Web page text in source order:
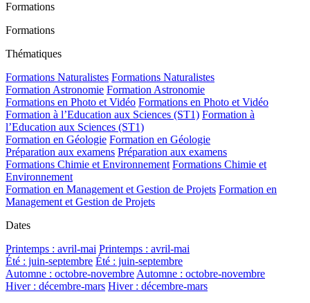
Formations
Formations
Thématiques
Formations Naturalistes Formations Naturalistes
Formation Astronomie Formation Astronomie
Formations en Photo et Vidéo Formations en Photo et Vidéo
Formation à l’Education aux Sciences (ST1) Formation à
l’Education aux Sciences (ST1)
Formation en Géologie Formation en Géologie
Préparation aux examens Préparation aux examens
Formations Chimie et Environnement Formations Chimie et
Environnement
Formation en Management et Gestion de Projets Formation en
Management et Gestion de Projets
Dates
Printemps : avril-mai Printemps : avril-mai
Été : juin-septembre Été : juin-septembre
Automne : octobre-novembreAutomne : octobre-novembre
Hiver : décembre-mars Hiver : décembre-mars